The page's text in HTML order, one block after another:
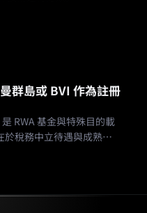
群島或 BVI 作為註冊
RWA 基金與特殊目的載
於稅務中立待遇與成熟的
投資人權益。